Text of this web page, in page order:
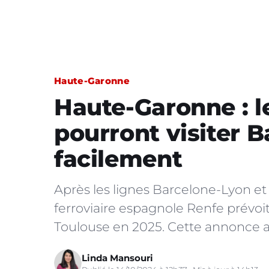
Haute-Garonne
Haute-Garonne :
pourront visiter
facilement
Après les lignes Barcelone-Lyon
ferroviaire espagnole Renfe
Toulouse en 2025. Cette annonce
Linda Mansouri